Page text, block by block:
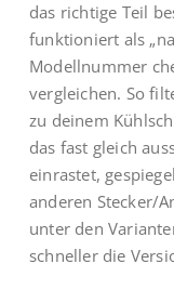
das richtige Teil
funktioniert als
Modellnummer
vergleichen. So
zu deinem
das fast gleich
einrastet,
anderen Stecker/
unter den
schneller die